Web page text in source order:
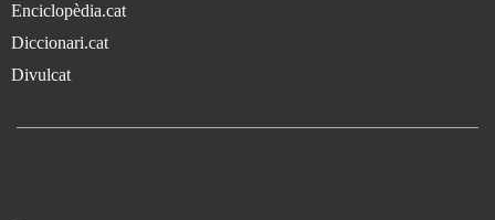
Enciclopèdia.cat
Diccionari.cat
Divulcat